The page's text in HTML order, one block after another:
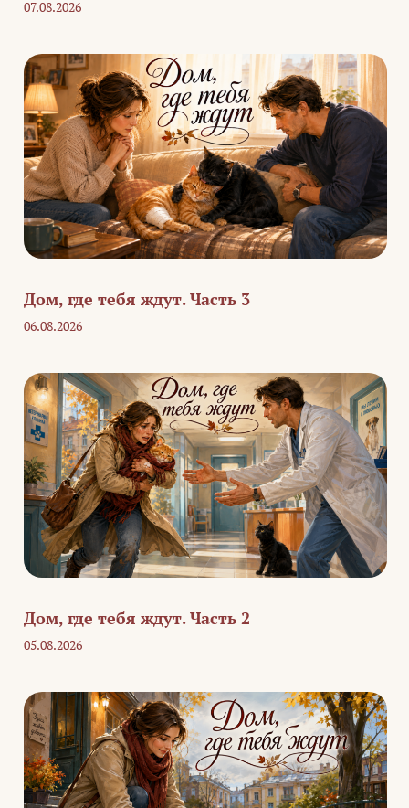
07.08.2026
Дом, где тебя ждут. Часть 3
06.08.2026
Дом, где тебя ждут. Часть 2
05.08.2026